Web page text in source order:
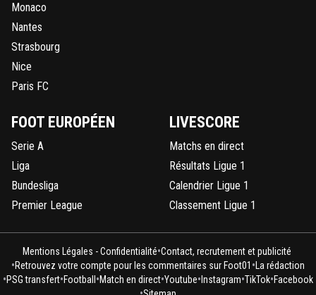
Monaco
Nantes
Strasbourg
Nice
Paris FC
FOOT EUROPÉEN
Serie A
Liga
Bundesliga
Premier League
LIVESCORE
Matchs en direct
Résultats Ligue 1
Calendrier Ligue 1
Classement Ligue 1
Mentions Légales - Confidentialité•Contact, recrutement et publicité
•Retrouvez votre compte pour les commentaires sur Foot01 • La rédaction
•PSG transfert•Football •Match en direct•Youtube• Instagram•TikTok•Facebook